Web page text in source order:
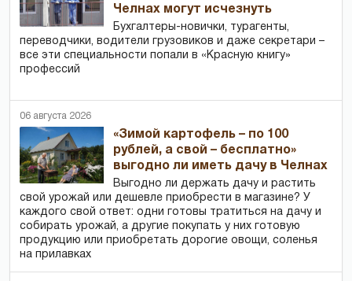
Челнах могут исчезнуть
Бухгалтеры-новички, тур­агенты,
переводчики, водители грузовиков и даже секретари –
все эти специальности попали в «Красную книгу»
профессий
06 августа 2026
«Зимой картофель – по 100
рублей, а свой – бесплатно»
выгодно ли иметь дачу в Челнах
Выгодно ли держать дачу и растить
свой урожай или дешевле приобрести в магазине? У
каждого свой ответ: одни готовы тратиться на дачу и
собирать урожай, а другие покупать у них готовую
продукцию или приобретать дорогие овощи, соленья
на прилавках